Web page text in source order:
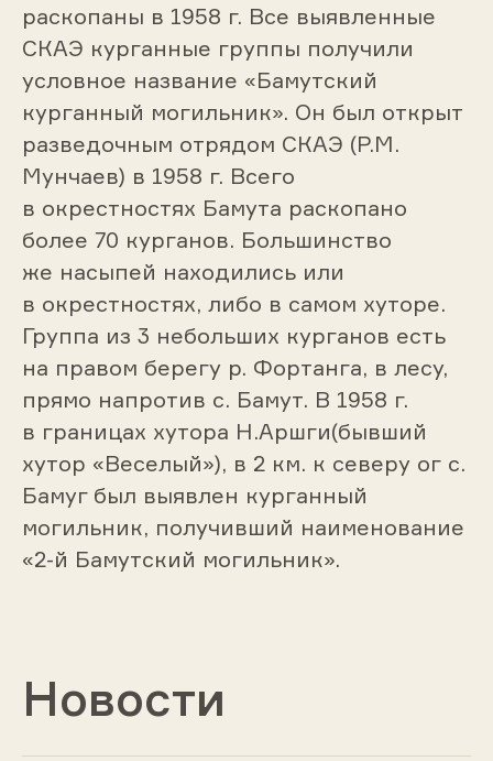
раскопаны в 1958 г. Все выявленные
СКАЭ курганные группы получили
условное название «Бамутский
курганный могильник». Он был открыт
разведочным отрядом СКАЭ (Р.М.
Мунчаев) в 1958 г. Всего
в окрестностях Бамута раскопано
более 70 курганов. Большинство
же насыпей находились или
в окрестностях, либо в самом хуторе.
Группа из 3 небольших курганов есть
на правом берегу р. Фортанга, в лесу,
прямо напротив с. Бамут. В 1958 г.
в границах хутора Н.Аршги(бывший
хутор «Веселый»), в 2 км. к северу ог с.
Бамуг был выявлен курганный
могильник, получивший наименование
«2-й Бамутский могильник».
Новости